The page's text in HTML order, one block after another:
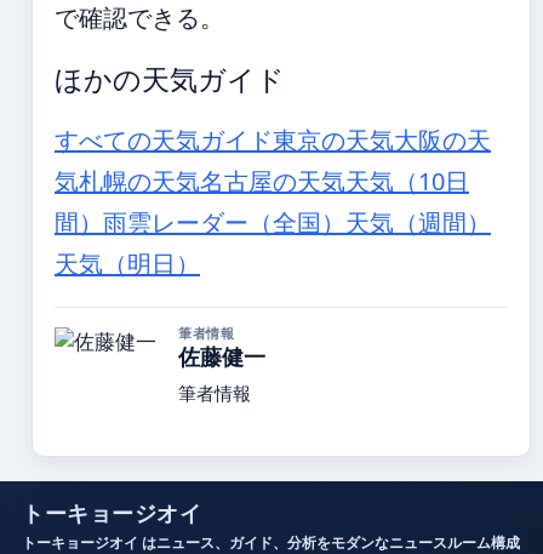
で確認できる。
ほかの天気ガイド
すべての天気ガイド東京の天気大阪の天
気札幌の天気名古屋の天気天気（10日
間） 雨雲レーダー（全国） 天気（週間）
天気（明日）
筆者情報
佐藤健一
筆者情報
トーキョージオイ
トーキョージオイ はニュース、ガイド、分析をモダンなニュースルーム構成